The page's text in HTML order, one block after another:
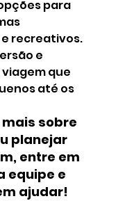
para
recreativos.
e
que
até os
sobre
planejar
entre em
equipe e
ajudar!